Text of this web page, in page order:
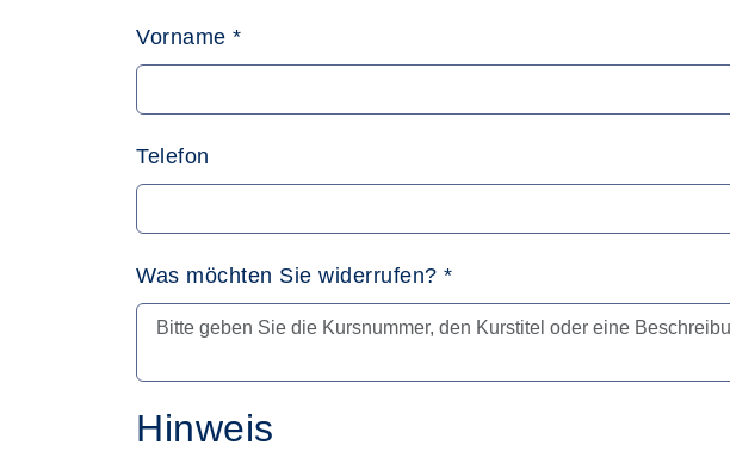
Vorname *
Telefon
Was möchten Sie widerrufen? *
Hinweis